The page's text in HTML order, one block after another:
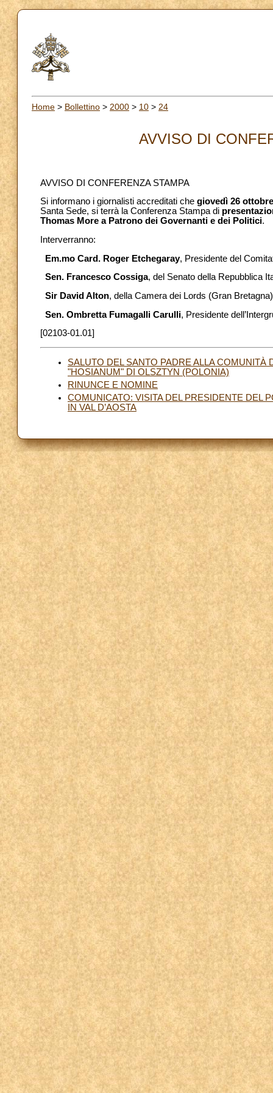
Home > Bollettino > 2000 > 10 > 24
AVVISO DI
AVVISO DI CONFERENZA STAMPA
Si informano i giornalisti accreditati che giovedì 26
Santa Sede, si terrà la Conferenza Stampa di
Thomas More a Patrono dei Governanti e dei Politici.
Interverranno:
Em.mo Card. Roger Etchegaray, Presidente del
Sen. Francesco Cossiga, del Senato della Repubblica
Sir David Alton, della Camera dei Lords (Gran
Sen. Ombretta Fumagalli Carulli, Presidente
[02103-01.01]
SALUTO DEL SANTO PADRE ALLA
"HOSIANUM" DI OLSZTYN (POLONIA)
RINUNCE E NOMINE
COMUNICATO: VISITA DEL PRESIDENTE DEL
IN VAL D’AOSTA